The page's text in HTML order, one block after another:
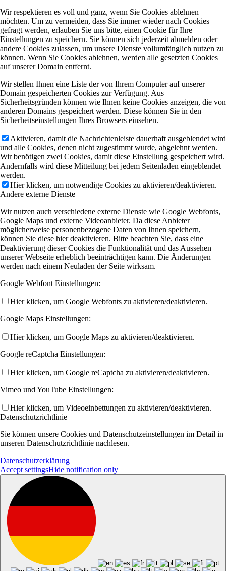
Wir respektieren es voll und ganz, wenn Sie Cookies ablehnen
möchten. Um zu vermeiden, dass Sie immer wieder nach Cookies
gefragt werden, erlauben Sie uns bitte, einen Cookie für Ihre
Einstellungen zu speichern. Sie können sich jederzeit abmelden oder
andere Cookies zulassen, um unsere Dienste vollumfänglich nutzen zu
können. Wenn Sie Cookies ablehnen, werden alle gesetzten Cookies
auf unserer Domain entfernt.
Wir stellen Ihnen eine Liste der von Ihrem Computer auf unserer
Domain gespeicherten Cookies zur Verfügung. Aus
Sicherheitsgründen können wie Ihnen keine Cookies anzeigen, die von
anderen Domains gespeichert werden. Diese können Sie in den
Sicherheitseinstellungen Ihres Browsers einsehen.
Aktivieren, damit die Nachrichtenleiste dauerhaft ausgeblendet wird
und alle Cookies, denen nicht zugestimmt wurde, abgelehnt werden.
Wir benötigen zwei Cookies, damit diese Einstellung gespeichert wird.
Andernfalls wird diese Mitteilung bei jedem Seitenladen eingeblendet
werden.
Hier klicken, um notwendige Cookies zu aktivieren/deaktivieren.
Andere externe Dienste
Wir nutzen auch verschiedene externe Dienste wie Google Webfonts,
Google Maps und externe Videoanbieter. Da diese Anbieter
möglicherweise personenbezogene Daten von Ihnen speichern,
können Sie diese hier deaktivieren. Bitte beachten Sie, dass eine
Deaktivierung dieser Cookies die Funktionalität und das Aussehen
unserer Webseite erheblich beeinträchtigen kann. Die Änderungen
werden nach einem Neuladen der Seite wirksam.
Google Webfont Einstellungen:
Hier klicken, um Google Webfonts zu aktivieren/deaktivieren.
Google Maps Einstellungen:
Hier klicken, um Google Maps zu aktivieren/deaktivieren.
Google reCaptcha Einstellungen:
Hier klicken, um Google reCaptcha zu aktivieren/deaktivieren.
Vimeo und YouTube Einstellungen:
Hier klicken, um Videoeinbettungen zu aktivieren/deaktivieren.
Datenschutzrichtlinie
Sie können unsere Cookies und Datenschutzeinstellungen im Detail in
unseren Datenschutzrichtlinie nachlesen.
Datenschutzerklärung
Accept settingsHide notification only